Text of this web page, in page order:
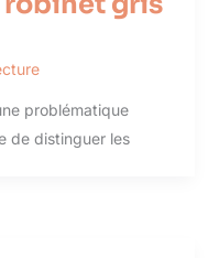
problématique
de distinguer les